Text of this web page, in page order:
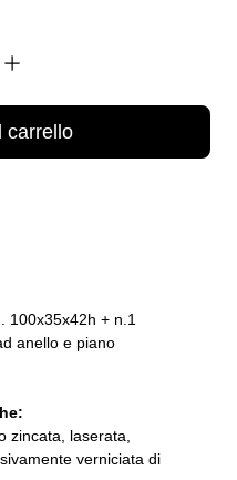
carrello
100x35x42h + n.1
anello e piano
zincata, laserata,
verniciata di